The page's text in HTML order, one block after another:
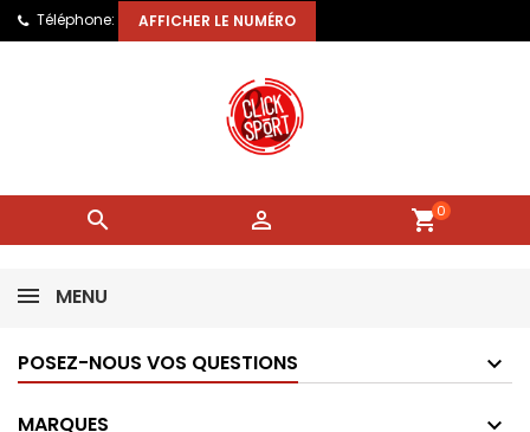
Téléphone: AFFICHER LE NUMÉRO
  shopping_cart0
MENU
POSEZ-NOUS VOS QUESTIONS
MARQUES